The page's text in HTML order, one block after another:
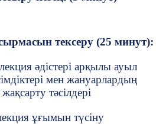
тексеру (25 минут):
әдістері арқылы ауыл
мен жануарлардың
тәсілдері
ұғымын түсіну